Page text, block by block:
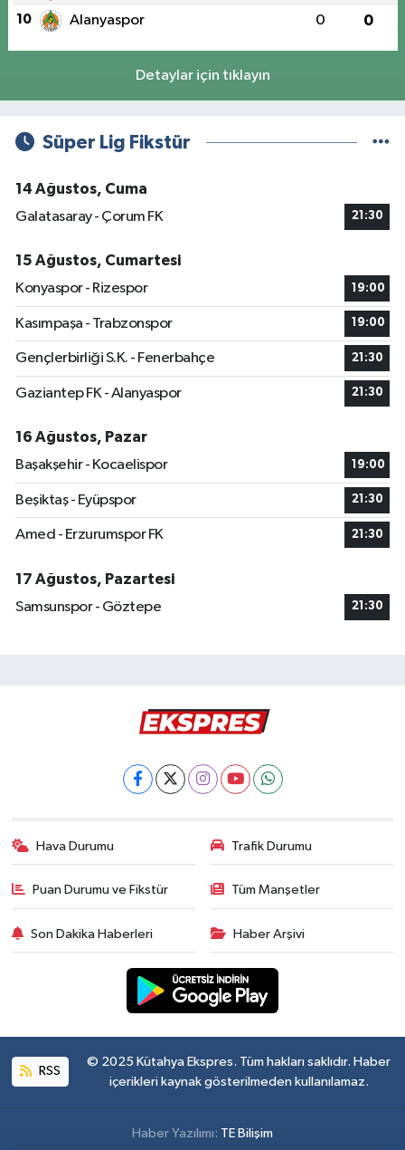
10 Alanyaspor 0 0
Detaylar için tıklayın
Süper Lig Fikstür
14 Ağustos, Cuma
Galatasaray - Çorum FK
21:30
15 Ağustos, Cumartesi
Konyaspor - Rizespor
19:00
Kasımpaşa - Trabzonspor 19:00
Gençlerbirliği S.K. - Fenerbahçe 21:30
Gaziantep FK - Alanyaspor 21:30
16 Ağustos, Pazar
Başakşehir - Kocaelispor
19:00
Beşiktaş - Eyüpspor 21:30
Amed - Erzurumspor FK 21:30
17 Ağustos, Pazartesi
Samsunspor - Göztepe
21:30
Hava Durumu Trafik Durumu
Puan Durumu ve Fikstür Tüm Manşetler
Son Dakika Haberleri Haber Arşivi
RSS
© 2025 Kütahya Ekspres. Tüm hakları saklıdır. Haber
içerikleri kaynak gösterilmeden kullanılamaz.
Haber Yazılımı: TE Bilişim